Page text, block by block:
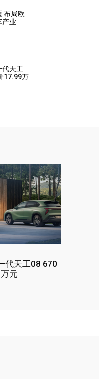
布局欧
产业
代天工
17.99万
代天工08 670
元